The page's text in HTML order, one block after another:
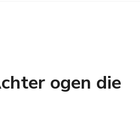
ogen die